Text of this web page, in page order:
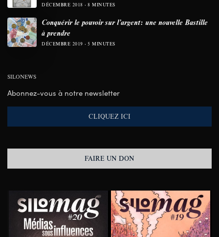
DÉCEMBRE 2018 8 MINUTES
Conquérir le pouvoir sur l’argent: une nouvelle Bastille
à prendre
DÉCEMBRE 2019 5 MINUTES
SILONEWS
Abonnez-vous à notre newsletter
CLIQUEZ ICI
FAIRE UN DON